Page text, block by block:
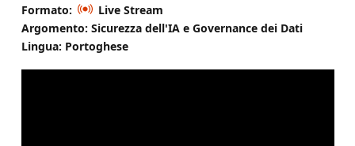
Formato:
Live Stream
Argomento: Sicurezza dell'IA e Governance dei Dati
Lingua: Portoghese